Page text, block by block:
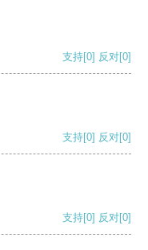
支持[0] 反对[0]
支持[0] 反对[0]
支持[0] 反对[0]